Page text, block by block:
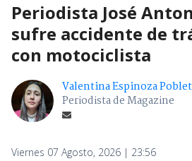
Periodista José
sufre accidente de
con motociclista
Valentina Espinoza
Periodista de Magazine
Viernes 07 Agosto, 2026 | 23:56